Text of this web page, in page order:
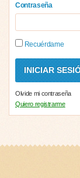
Contraseña
Recuérdame
Olvide mi contraseña
Quiero registrarme